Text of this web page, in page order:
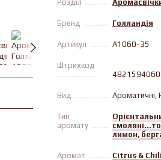
Розділ
Бренд Голландія
Артикул A1060-35
Штрихкод
Вид Ароматичнi,
Тип
аромату
лимон,
Аромат Citrus & Chili